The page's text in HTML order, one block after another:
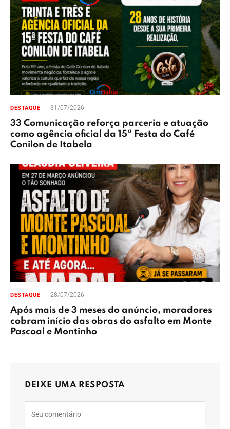
DESTAQUE 31/07/2026
33 Comunicação reforça parceria e atuação
como agência oficial da 15ª Festa do Café
Conilon de Itabela
DESTAQUE 28/07/2026
Após mais de 3 meses do anúncio, moradores
cobram início das obras do asfalto em Monte
Pascoal e Montinho
DEIXE UMA RESPOSTA